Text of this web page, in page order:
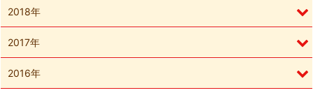
2018年
2017年
2016年